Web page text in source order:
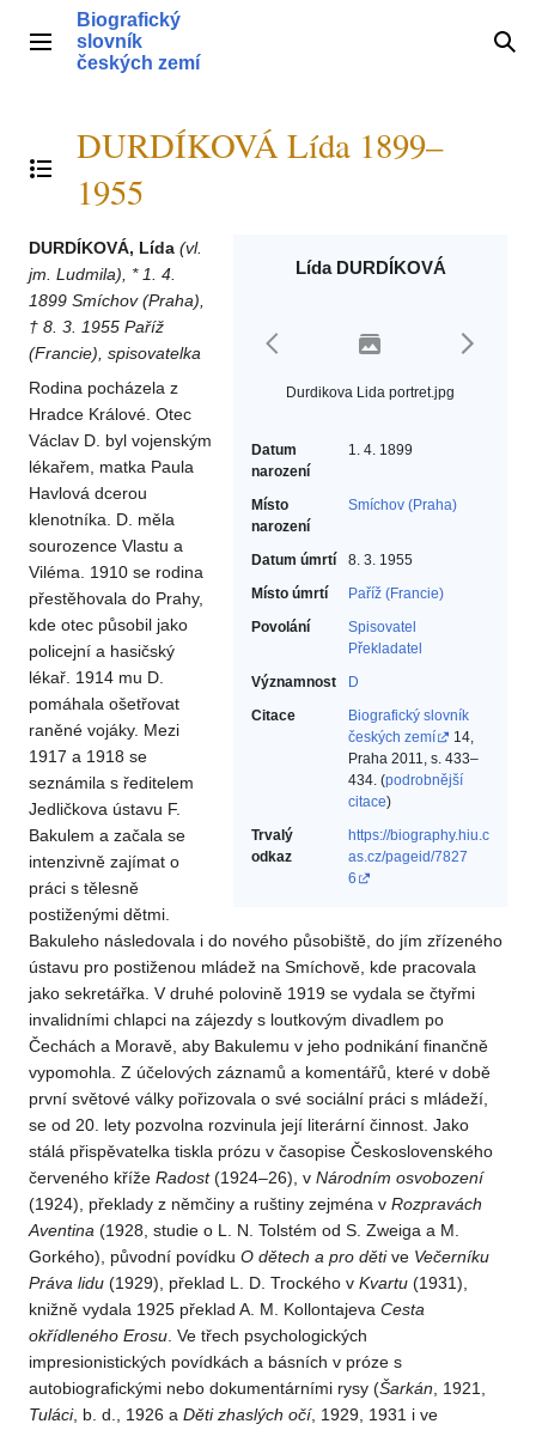
obsahHlavní menu
Biografický
slovník
českých zemí
Přepnout obsah
DURDÍKOVÁ Lída 1899–
1955
Lída DURDÍKOVÁ
Durdikova Lida portret.jpg
Datum
narození
1. 4. 1899
Místo
narození
Smíchov (Praha)
Datum úmrtí
8. 3. 1955
Místo úmrtí
Paříž (Francie)
Povolání
Spisovatel‎
Překladatel‎
Významnost
D
Citace
Biografický slovník
českých zemí
14,
Praha 2011, s. 433–
434. (podrobnější
citace)
Trvalý
odkaz
https://biography.hiu.c
as.cz/pageid/7827
6
DURDÍKOVÁ, Lída (vl.
jm. Ludmila), * 1. 4.
1899 Smíchov (Praha),
† 8. 3. 1955 Paříž
(Francie), spisovatelka
Rodina pocházela z
Hradce Králové. Otec
Václav D. byl vojenským
lékařem, matka Paula
Havlová dcerou
klenotníka. D. měla
sourozence Vlastu a
Viléma. 1910 se rodina
přestěhovala do Prahy,
kde otec působil jako
policejní a hasičský
lékař. 1914 mu D.
pomáhala ošetřovat
raněné vojáky. Mezi
1917 a 1918 se
seznámila s ředitelem
Jedličkova ústavu F.
Bakulem a začala se
intenzivně zajímat o
práci s tělesně
postiženými dětmi.
Bakuleho následovala i do nového působiště, do jím zřízeného
ústavu pro postiženou mládež na Smíchově, kde pracovala
jako sekretářka. V druhé polovině 1919 se vydala se čtyřmi
invalidními chlapci na zájezdy s loutkovým divadlem po
Čechách a Moravě, aby Bakulemu v jeho podnikání finančně
vypomohla. Z účelových záznamů a komentářů, které v době
první světové války pořizovala o své sociální práci s mládeží,
se od 20. lety pozvolna rozvinula její literární činnost. Jako
stálá přispěvatelka tiskla prózu v časopise Československého
červeného kříže Radost(1924–26), v Národním osvobození
(1924), překlady z němčiny a ruštiny zejména v Rozpravách
Aventina (1928, studie o L. N. Tolstém od S. Zweiga a M.
Gorkého), původní povídku O dětech a pro dětive Večerníku
Práva lidu (1929), překlad L. D. Trockého v Kvartu (1931),
knižně vydala 1925 překlad A. M. Kollontajeva Cesta
okřídleného Erosu . Ve třech psychologických
impresionistických povídkách a básních v próze s
autobiografickými nebo dokumentárními rysy (Šarkán , 1921,
Tuláci, b. d., 1926 a Děti zhaslých očí, 1929, 1931 i ve